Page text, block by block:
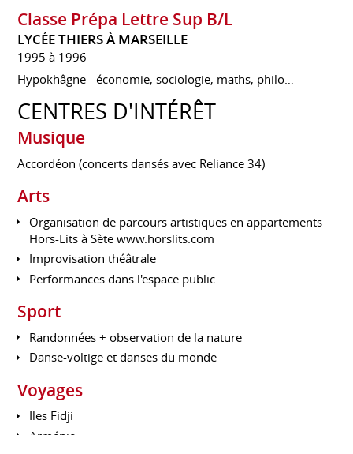
Classe Prépa Lettre Sup B/L
LYCÉE THIERS À MARSEILLE
1995 à 1996
Hypokhâgne - économie, sociologie, maths, philo…
CENTRES D'INTÉRÊT
Musique
Accordéon (concerts dansés avec Reliance 34)
Arts
Organisation de parcours artistiques en appartements
Hors-Lits à Sètewww.horslits.com
Improvisation théâtrale
Performances dans l'espace public
Sport
Randonnées + observation de la nature
Danse-voltige et danses du monde
Voyages
Iles Fidji
Arménie